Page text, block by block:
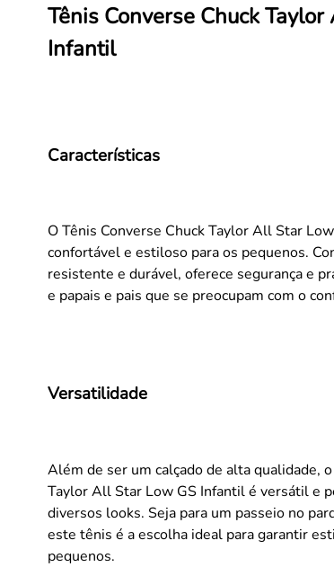
Tênis Converse Chuck
Infantil
Características
O Tênis Converse Chuck Taylor All Star
confortável e estiloso para os pequenos.
resistente e durável, oferece segurança e
e papais e pais que se preocupam com o
Versatilidade
Além de ser um calçado de alta qualidade,
Taylor All Star Low GS Infantil é versátil e
diversos looks. Seja para um passeio no
este tênis é a escolha ideal para garantir
pequenos.